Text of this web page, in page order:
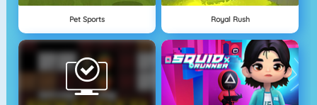
Pet Sports Royal Rush